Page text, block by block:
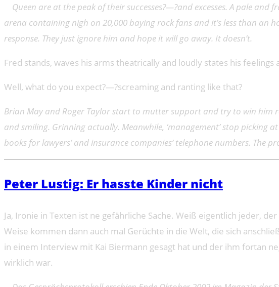
Queen are at the peak of their successes?—?and excesses. A pale
arena containing nigh on 20,000 baying rock fans and it’s less than
response. They just ignore him and hope it will go away. It doesn’t.
Fred stands, waves his arms theatrically and loudly states his feelings
Well, what do you expect?—?screaming and ranting like that?
Brian May and Roger Taylor start to mutter support and try to win him
and smiling. Grinning actually. Meanwhile, ‘management’ stop
books for lawyers’ and insurance companies’ telephone numbers. The
Peter Lustig: Er hasste Kinder nicht
Ja, Ironie in Texten ist ne gefährliche Sache. Weiß eigentlich jeder,
Weise kommen dann auch mal Gerüchte in die Welt, die sich
in einem Interview mit Kai Biermann gesagt hat und der ihm fortan
wirklich war.